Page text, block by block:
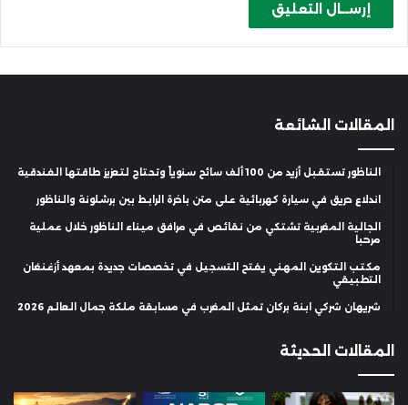
المقالات الشائعة
الناظور تستقبل أزيد من 100 ألف سائح سنوياً وتحتاج لتعزيز طاقتها الفندقية
اندلاع حريق في سيارة كهربائية على متن باخرة الرابط بين برشلونة والناظور
الجالية المغربية تشتكي من نقائص في مرافق ميناء الناظور خلال عملية
مرحبا
مكتب التكوين المهني يفتح التسجيل في تخصصات جديدة بمعهد أزغنغان
التطبيقي
شريهان شركي ابنة بركان تمثل المغرب في مسابقة ملكة جمال العالم 2026
المقالات الحديثة